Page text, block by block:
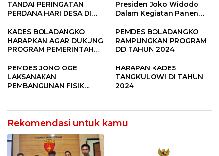
TANDAI PERINGATAN
PERDANA HARI DESA DI
Presiden Joko Widodo
Dalam Kegiatan Panen
Pandere
KADES BOLADANGKO
HARAPKAN AGAR DUKUNG
PROGRAM PEMERINTAH
PEMDES BOLADANGKO
RAMPUNGKAN PROGRAM
DD TAHUN 2024
PEMDES JONO OGE
LAKSANAKAN
PEMBANGUNAN FISIK
HARAPAN KADES
TANGKULOWI DI TAHUN
2024
Rekomendasi untuk kamu